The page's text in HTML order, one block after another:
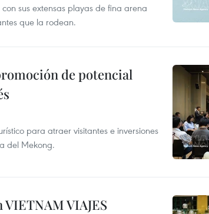
sus extensas playas de fina arena
que la rodean.
de potencial
para atraer visitantes e inversiones
del Mekong.
VIAJES